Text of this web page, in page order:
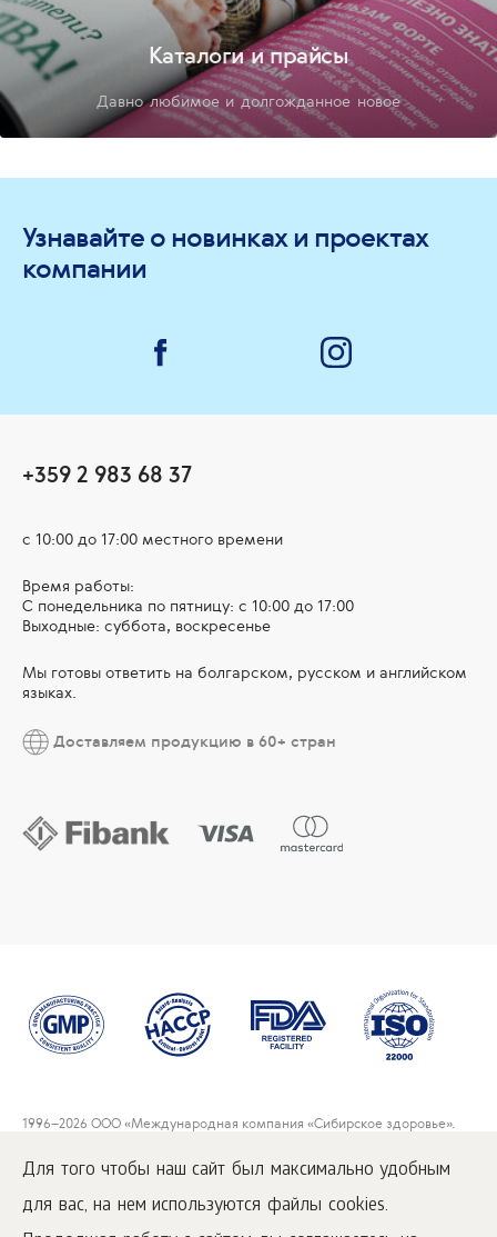
Для того чтобы наш сайт был максимально удобным
для вас, на нем используются файлы cookies.
Каталоги и прайсы
Давно любимое и долгожданное новое
Узнавайте о новинках и проектах
компании
+359 2 983 68 37
с 10:00 до 17:00 местного времени
Время работы:
С понедельника по пятницу: с 10:00 до 17:00
Выходные: суббота, воскресенье
Мы готовы ответить на болгарском, русском и английском
языках.
Доставляем продукцию в 60+ стран
1996–2026 ООО «Международная компания «Сибирское здоровье».
Воспроизведение материалов данного сайта возможно при условии
обязательного размещения активной ссылки на
www.siberianwellness.com.